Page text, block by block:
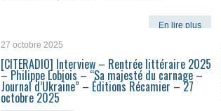
En lire plus
27 octobre 2025
[CITERADIO] Interview – Rentrée littéraire 2025
– Philippe Lobjois – “Sa majesté du carnage –
Journal d’Ukraine” – Éditions Récamier – 27
octobre 2025